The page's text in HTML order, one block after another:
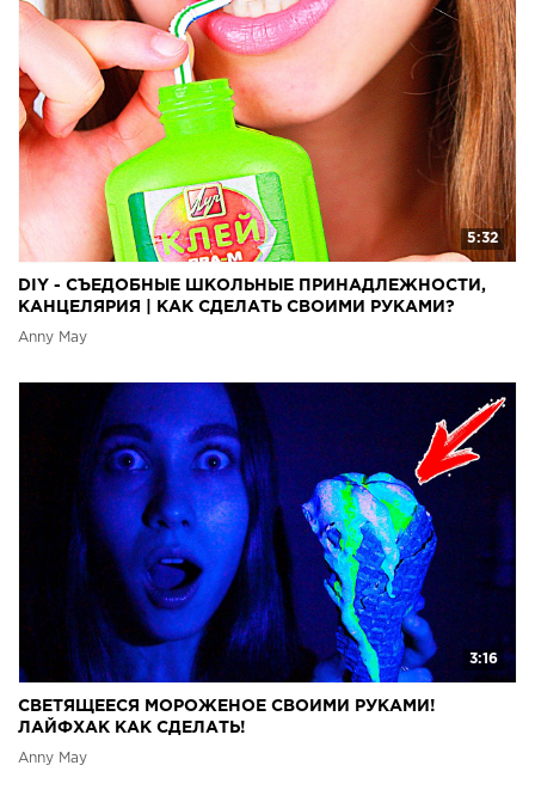
5:32
DIY - СЪЕДОБНЫЕ ШКОЛЬНЫЕ ПРИНАДЛЕЖНОСТИ,
КАНЦЕЛЯРИЯ | КАК СДЕЛАТЬ СВОИМИ РУКАМИ?
Anny May
3:16
СВЕТЯЩЕЕСЯ МОРОЖЕНОЕ СВОИМИ РУКАМИ!
ЛАЙФХАК КАК СДЕЛАТЬ!
Anny May